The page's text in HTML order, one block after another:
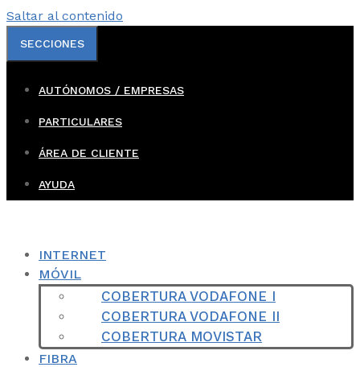
Saltar al contenido
SECCIONES
AUTÓNOMOS / EMPRESAS
PARTICULARES
ÁREA DE CLIENTE
AYUDA
INTERNET
MÓVIL
COBERTURA VODAFONE I
COBERTURA VODAFONE II
COBERTURA MOVISTAR
FIBRA